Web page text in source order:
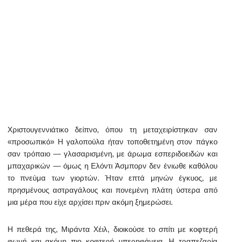
Χριστουγεννιάτικο δείπνο, όπου τη μεταχειρίστηκαν σαν
«προσωπικό» Η γαλοπούλα ήταν τοποθετημένη στον πάγκο
σαν τρόπαιο — γλασαρισμένη, με άρωμα εσπεριδοειδών και
μπαχαρικών — όμως η Ελόντι Άσμπορν δεν ένιωθε καθόλου
το πνεύμα των γιορτών. Ήταν επτά μηνών έγκυος, με
πρησμένους αστραγάλους και πονεμένη πλάτη ύστερα από
μια μέρα που είχε αρχίσει πριν ακόμη ξημερώσει.
Η πεθερά της, Μιράντα Χέιλ, διοικούσε το σπίτι με κοφτερή